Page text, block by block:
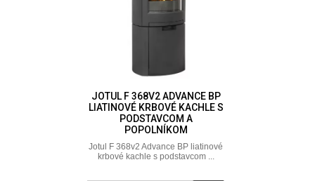
JOTUL F 368V2 ADVANCE BP
LIATINOVÉ KRBOVÉ KACHLE S
PODSTAVCOM A
POPOLNÍKOM
Jotul F 368v2 Advance BP liatinové
krbové kachle s podstavcom ...